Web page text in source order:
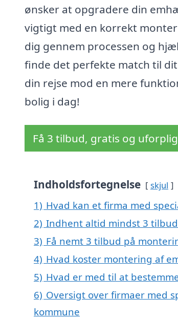
ønsker at opgradere din
vigtigt med en korrekt
dig gennem processen og
finde det perfekte match til
din rejse mod en mere
bolig i dag!
Få 3 tilbud, gratis og
Indholdsfortegnelse skjul
1) Hvad kan et firma med
2) Indhent altid mindst 3
3) Få nemt 3 tilbud på
4) Hvad koster montering af
5) Hvad er med til at
6) Oversigt over firmaer med
kommune